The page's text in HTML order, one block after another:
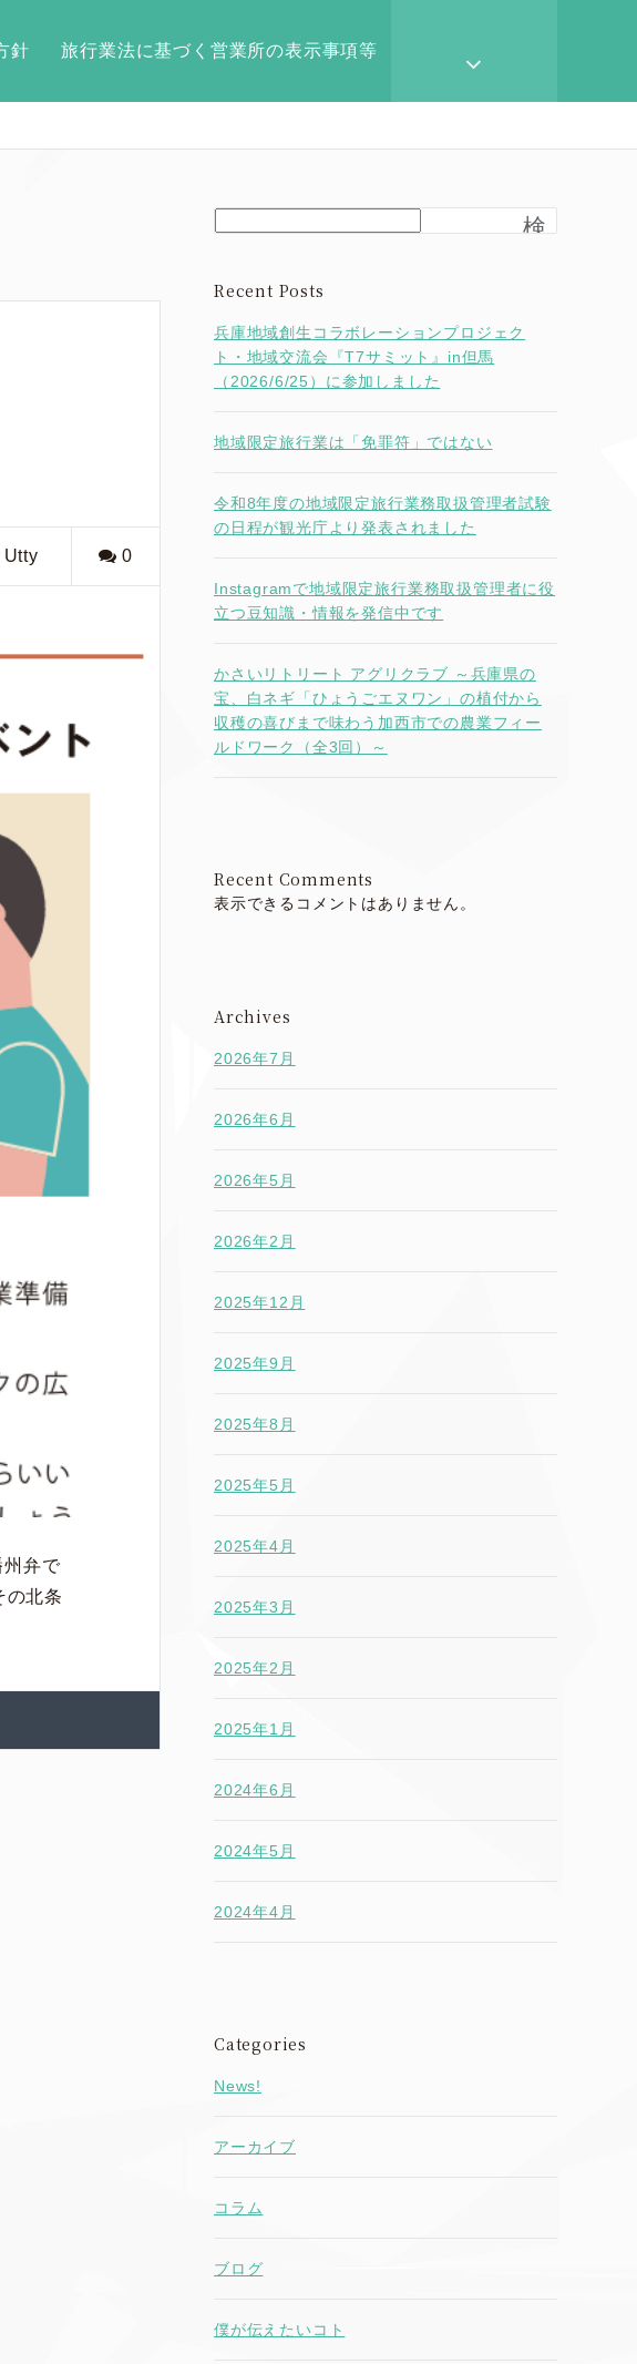
針 旅行業法に基づく営業所の表示事項等
Utty 0
州弁で
の北条
検
Recent Posts
兵庫地域創生コラボレーションプロジェク
ト・地域交流会『T7サミット』in但馬
（2026/6/25）に参加しました
地域限定旅行業は「免罪符」ではない
令和8年度の地域限定旅行業務取扱管理者試験
の日程が観光庁より発表されました
Instagramで地域限定旅行業務取扱管理者に役
立つ豆知識・情報を発信中です
かさいリトリート アグリクラブ ～兵庫県の
宝、白ネギ「ひょうごエヌワン」の植付から
収穫の喜びまで味わう加西市での農業フィー
ルドワーク（全3回）～
Recent Comments
表示できるコメントはありません。
Archives
2026年7月
2026年6月
2026年5月
2026年2月
2025年12月
2025年9月
2025年8月
2025年5月
2025年4月
2025年3月
2025年2月
2025年1月
2024年6月
2024年5月
2024年4月
Categories
News!
アーカイブ
コラム
ブログ
僕が伝えたいコト